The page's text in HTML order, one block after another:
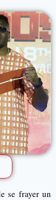
se frayer un